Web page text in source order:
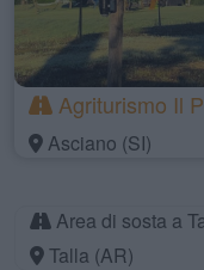
Agriturismo Il
Asciano (SI)
Area di sosta a
Talla (AR)